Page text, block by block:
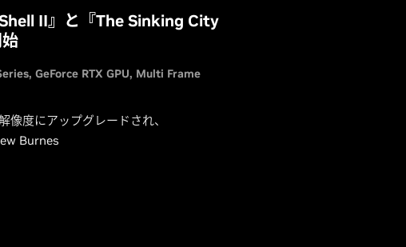
II』と『The Sinking City
GeForce RTX GPU Multi Frame
像度にアップグレードされ、
Burnes